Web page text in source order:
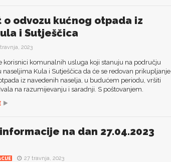
o odvozu kućnog otpada iz
i Sutješčica
2023
korisnici komunalnih usluga koji stanuju na području
naseljima Kula i Sutješčica da će se redovan prikupljanje
iz navedenih naselja, u budućem periodu, vršiti
na razumijevanju i saradnji. S poštovanjem.
na dan 27.04.2023
27 travnja, 2023